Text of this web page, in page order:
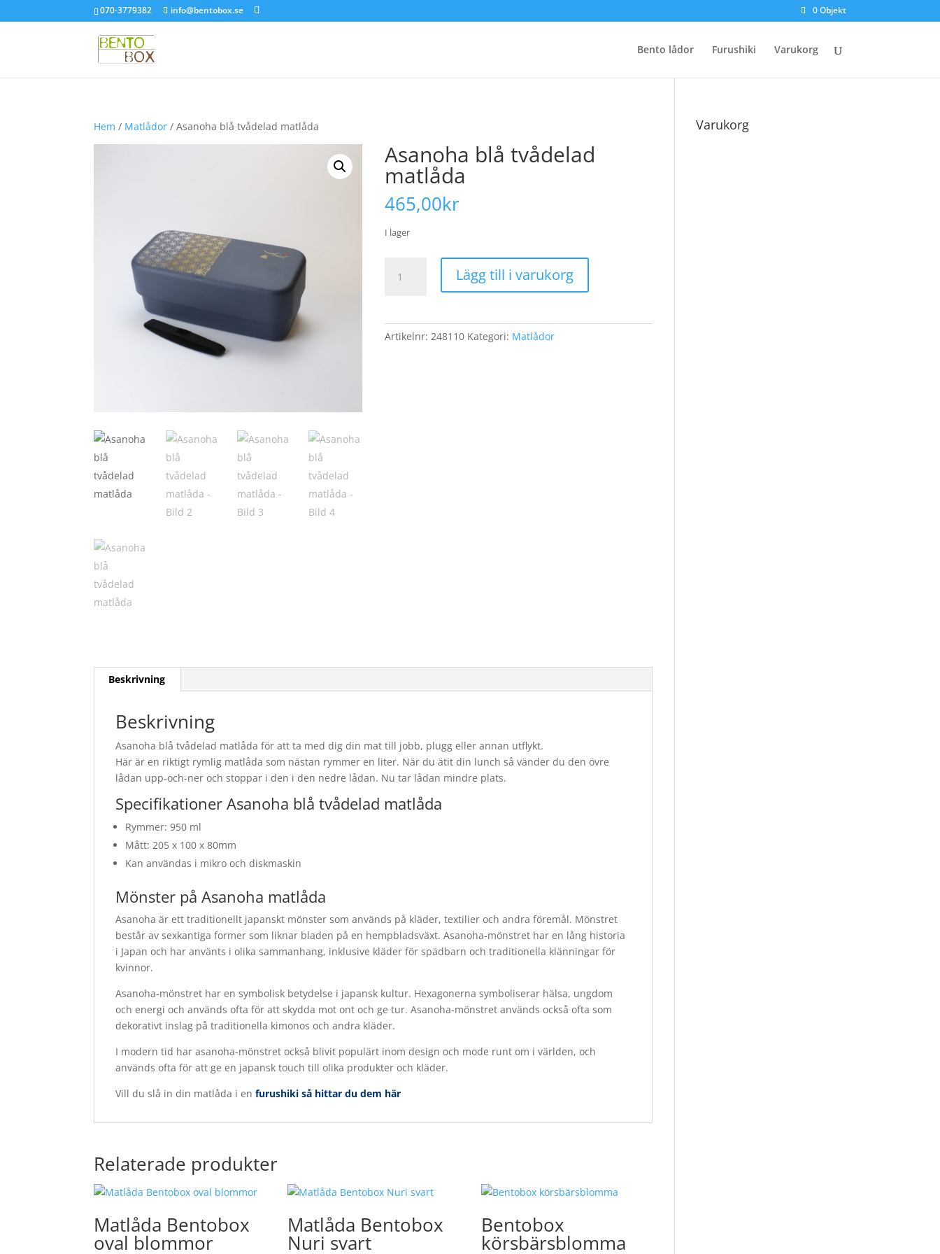
070-3779382 info@bentobox.se 0 Objekt
Bento lådor Furushiki Varukorg
Hem / Matlådor / Asanoha blå tvådelad matlåda
Asanoha blå tvådelad
matlåda
465,00kr
I lager
mängd
Lägg till i varukorg
Artikelnr: 248110 Kategori: Matlådor
Beskrivning
Beskrivning
Asanoha blå tvådelad matlåda för att ta med dig din mat till jobb, plugg eller annan utflykt.
Här är en riktigt rymlig matlåda som nästan rymmer en liter. När du ätit din lunch så vänder du den övre
lådan upp-och-ner och stoppar i den i den nedre lådan. Nu tar lådan mindre plats.
Specifikationer Asanoha blå tvådelad matlåda
Rymmer: 950 ml
Mått: 205 x 100 x 80mm
Kan användas i mikro och diskmaskin
Mönster på Asanoha matlåda
Asanoha är ett traditionellt japanskt mönster som används på kläder, textilier och andra föremål. Mönstret
består av sexkantiga former som liknar bladen på en hempbladsväxt. Asanoha-mönstret har en lång historia
i Japan och har använts i olika sammanhang, inklusive kläder för spädbarn och traditionella klänningar för
kvinnor.
Asanoha-mönstret har en symbolisk betydelse i japansk kultur. Hexagonerna symboliserar hälsa, ungdom
och energi och används ofta för att skydda mot ont och ge tur. Asanoha-mönstret används också ofta som
dekorativt inslag på traditionella kimonos och andra kläder.
I modern tid har asanoha-mönstret också blivit populärt inom design och mode runt om i världen, och
används ofta för att ge en japansk touch till olika produkter och kläder.
Vill du slå in din matlåda i enfurushiki så hittar du dem här
Relaterade produkter
Matlåda Bentobox
oval blommor
Matlåda Bentobox
Nuri svart
Bentobox
körsbärsblomma
Varukorg